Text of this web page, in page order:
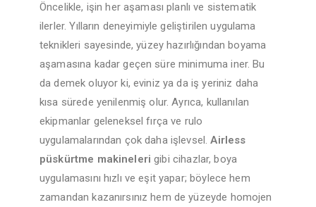
Öncelikle, işin her aşaması planlı ve sistematik
ilerler. Yılların deneyimiyle geliştirilen uygulama
teknikleri sayesinde, yüzey hazırlığından boyama
aşamasına kadar geçen süre minimuma iner. Bu
da demek oluyor ki, eviniz ya da iş yeriniz daha
kısa sürede yenilenmiş olur. Ayrıca, kullanılan
ekipmanlar geleneksel fırça ve rulo
uygulamalarından çok daha işlevsel.Airless
püskürtme makineleri gibi cihazlar, boya
uygulamasını hızlı ve eşit yapar; böylece hem
zamandan kazanırsınız hem de yüzeyde homojen